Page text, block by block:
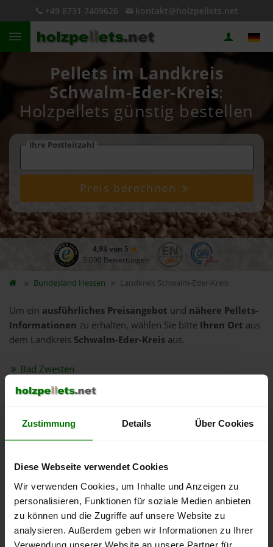
Zustimmung Details Über Cookies
Diese Webseite verwendet Cookies
Wir verwenden Cookies, um Inhalte und Anzeigen zu
personalisieren, Funktionen für soziale Medien anbieten
zu können und die Zugriffe auf unsere Website zu
analysieren. Außerdem geben wir Informationen zu Ihrer
Verwendung unserer Website an unsere Partner für
+49 8731 7409626 kontakt@holzpellets.net
Pellets im Landkreis
Schwalm-Eder-Kreis:
Holzpellets günstig bestellen
Ihre Postleitzahl
Preis berechnen
4,93 von 5
5.090 Bewertungen
Bundesland Hessen Landkreis Schwalm-Eder-Kreis
Um ein ausführliches Preisangebot und nähere Pellets-
Informationen zu erhalten, wählen Sie bitte Ihren Ort aus
dem Landkreis Schwalm-Eder-Kreis aus.
Bad Zwesten
Borken (Hessen)
Felsberg
Frielendorf
Fritzlar
Gudensberg
Guxhagen
Homberg (Efze)